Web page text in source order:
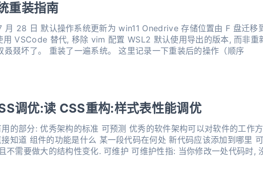
重装指南
替代, 移除 vim 配置 WSL2 默认使用导出的版本, 而非重新安装 2020 年 7
电脑又双叒叕坏了。 重装了一遍系统。 这里记录一下重装后的操作（顺序
调优:读 CSS重构:样式表性能调优
优秀的软件架构可以对软件的工作方式和结构做出准确的假设, 新
扩展 好的软件架构在其上添
护 可维护性指: 当你修改一处代码时, 没必要大规模改动其他代码.
改现有